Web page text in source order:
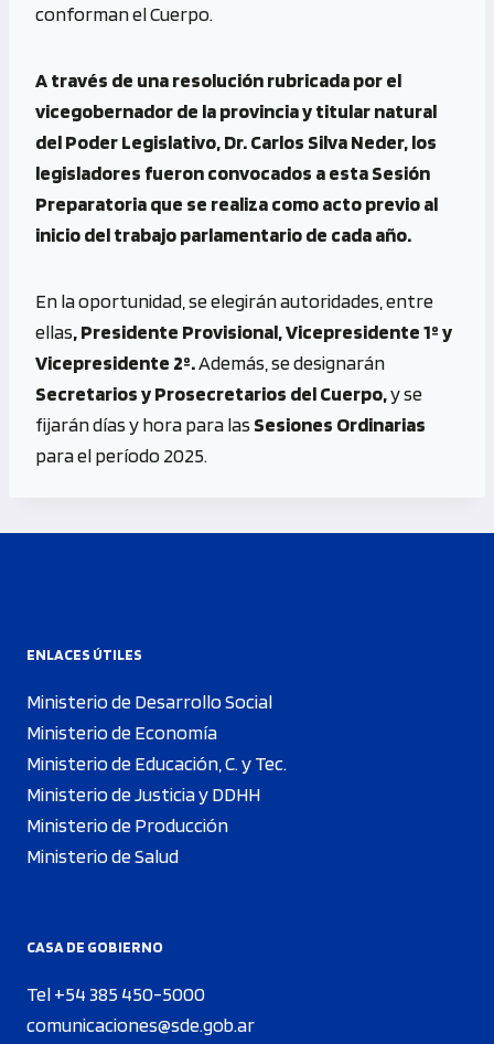
conforman el Cuerpo.
A través de una resolución rubricada por el
vicegobernador de la provincia y titular natural
del Poder Legislativo, Dr. Carlos Silva Neder, los
legisladores fueron convocados a esta Sesión
Preparatoria que se realiza como acto previo al
inicio del trabajo parlamentario de cada año.
En la oportunidad, se elegirán autoridades, entre
ellas, Presidente Provisional, Vicepresidente 1º y
Vicepresidente 2º.Además, se designarán
Secretarios y Prosecretarios del Cuerpo,y se
fijarán días y hora para las Sesiones Ordinarias
para el período 2025.
ENLACES ÚTILES
Ministerio de Desarrollo Social
Ministerio de Economía
Ministerio de Educación, C. y Tec.
Ministerio de Justicia y DDHH
Ministerio de Producción
Ministerio de Salud
CASA DE GOBIERNO
Tel +54 385 450-5000
comunicaciones@sde.gob.ar